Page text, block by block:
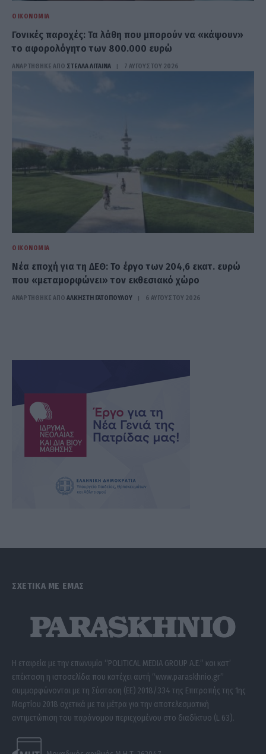
ΟΙΚΟΝΟΜΊΑ
Γονικές παροχές: Τα λάθη που μπορούν να «κάψουν»
το αφορολόγητο των 800.000 ευρώ
ΑΝΑΡΤΗΘΗΚΕ ΑΠΟ ΣΤΈΛΛΑ ΛΊΤΑΙΝΑ 7 ΑΥΓΟΎΣΤΟΥ 2026
ΟΙΚΟΝΟΜΊΑ
Νέα εποχή για τη ΔΕΘ: Το έργο των 204,6 εκατ. ευρώ
που «μεταμορφώνει» τον εκθεσιακό χώρο
ΑΝΑΡΤΗΘΗΚΕ ΑΠΟ ΆΛΚΗΣΤΗ ΓΑΤΟΠΟΎΛΟΥ 6 ΑΥΓΟΎΣΤΟΥ 2026
ΣΧΕΤΙΚΑ ΜΕ ΕΜΑΣ
Η εταιρεία με την επωνυμία “POLITICAL MEDIA GROUP A.E.” και κατ’
επέκταση η ιστοσελίδα που κατέχει αυτή “www.paraskhnio.gr”
συμμορφώνονται με τη Σύσταση (ΕΕ) 2018/334 της Επιτροπής της 1ης
Μαρτίου 2018 σχετικά με τα μέτρα για την αποτελεσματική
αντιμετώπιση του παράνομου περιεχομένου στο διαδίκτυο (L 63).